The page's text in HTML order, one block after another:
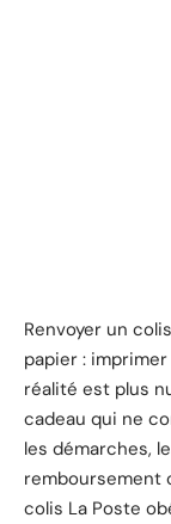
Renvoyer un
papier :
réalité est plus
cadeau qui ne
les démarches,
remboursement
colis La Poste